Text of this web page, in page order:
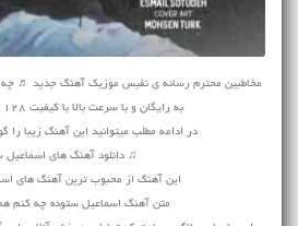
مخاطبین محترم رسانه ی نفیس موزیک آهنگ جدید ♬ چه
به رایگان و با سرعت بالا با کیفیت 128 و 320 دانلود کنید
در ادامه مطلب میتوانید این آهنگ زیبا
♫ دانلود آهنگ های اسماعیل
این آهنگ از محبوب ترین آهنگ های
متن آهنگ اسماعیل ستوده چه کنم